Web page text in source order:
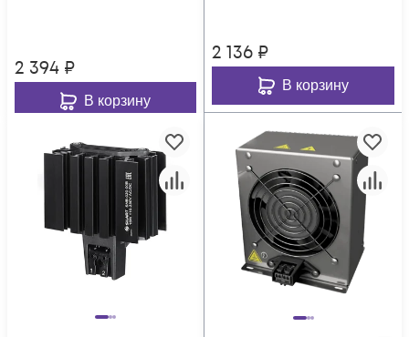
2 394 ₽
В корзину
2 136 ₽
В корзину